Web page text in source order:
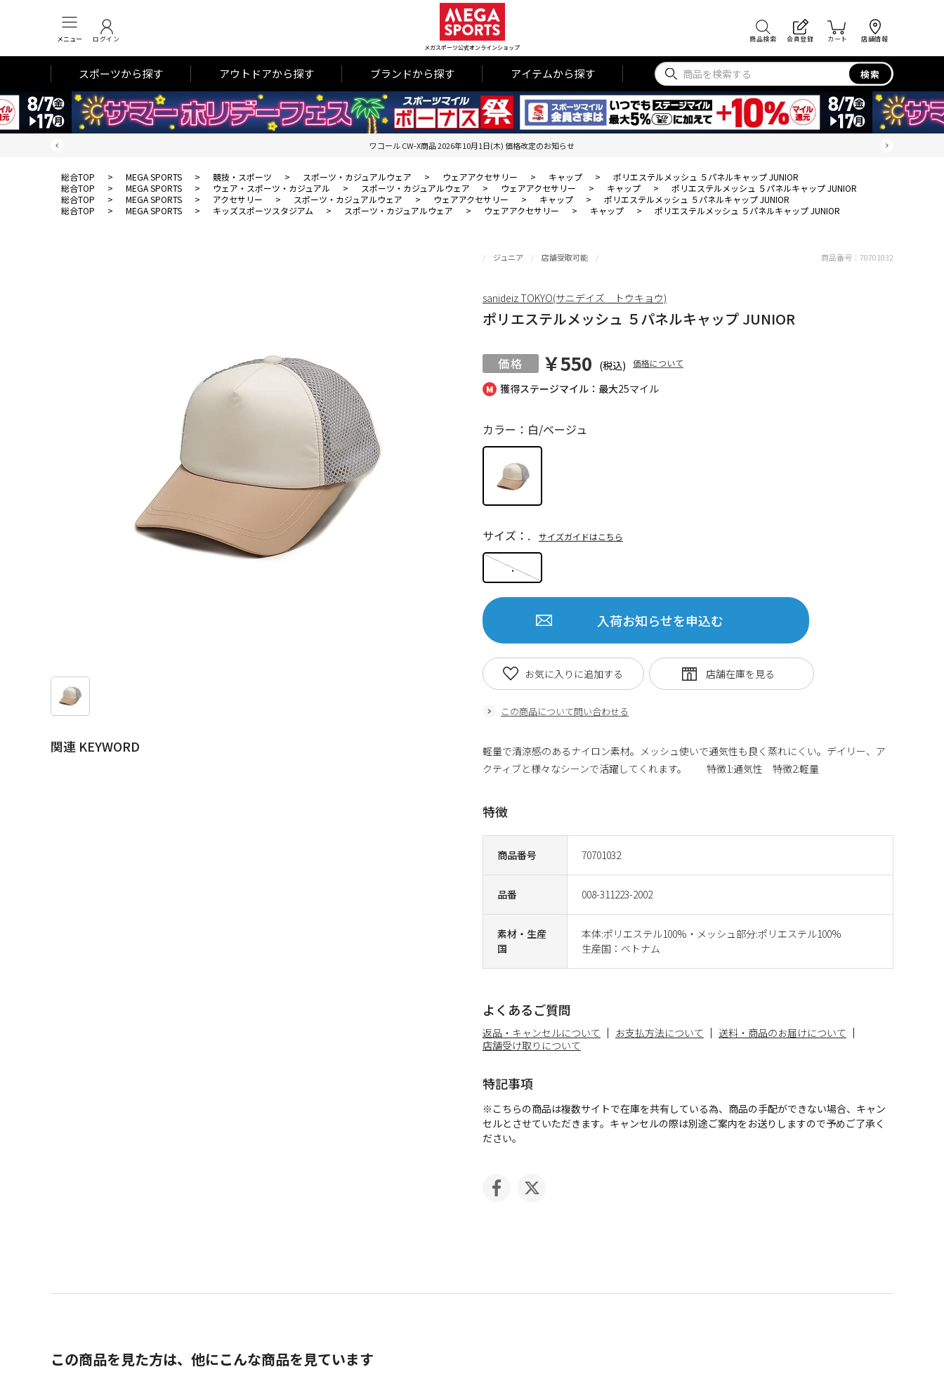
メニュー ログイン
メガスポーツ公式オンラインショップ
商品検索 会員登録 カート 店舗情報
スポーツから探す アウトドアから探す ブランドから探す アイテムから探す 検索
ワコール CW-X商品 2026年10月1日(木) 価格改定のお知らせ
総合TOP > MEGA SPORTS > 競技・スポーツ > スポーツ・カジュアルウェア > ウェアアクセサリー > キャップ >
ポリエステルメッシュ ５パネルキャップ JUNIOR
総合TOP
> MEGA SPORTS > ウェア・スポーツ・カジュアル > スポーツ・カジュアルウェア > ウェアアクセサリー > キャップ >
ポリエステルメッシュ ５パネルキャップ JUNIOR
総合TOP
> MEGA SPORTS > アクセサリー > スポーツ・カジュアルウェア > ウェアアクセサリー > キャップ >
ポリエステルメッシュ ５パネルキャップ JUNIOR
総合TOP
> MEGA SPORTS > キッズスポーツスタジアム > スポーツ・カジュアルウェア > ウェアアクセサリー > キャップ > ポリエステルメッシュ ５パネルキャップ JUNIOR
関連 KEYWORD
獲得ステージマイル：最大25マイル
ジュニア 店舗受取可能
ポリエステルメッシュ ５パネルキャップ JUNIOR
￥550 (税込) 価格について
商品番号 70701032
品番 008-311223-2002
素材・生産
国
本体:ポリエステル100%・メッシュ部分:ポリエステル100%
生産国：ベトナム
カラー：白/ベージュ
.
サイズ：. サイズガイドはこちら
入荷お知らせを申込む
この商品について問い合わせる
お気に入りに追加する
商品番号： 70701032
sanideiz TOKYO(サニデイズ トウキョウ)
軽量で清涼感のあるナイロン素材。メッシュ使いで通気性も良く蒸れにくい。デイリー、ア
クティブと様々なシーンで活躍してくれます。 特徴1:通気性 特徴2:軽量
特徴
よくあるご質問
返品・キャンセルについて お支払方法について
送料・商品のお届けについて
店舗受け取りについて
特記事項
※こちらの商品は複数サイトで在庫を共有している為、商品の手配ができない場合、キャン
セルとさせていただきます。キャンセルの際は別途ご案内をお送りしますので予めご了承く
ださい。
この商品を見た方は、他にこんな商品を見ています